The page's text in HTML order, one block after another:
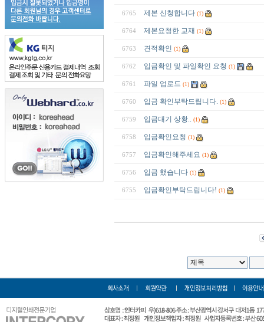
6765 제본 신청합니다 (1)
6764 제본요청한 교재 (1)
6763 견적확인 (1)
6762 입금확인 및 파일확인 요청 (1)
6761 파일 업로드 (1)
6760 입금 확인부탁드립니다. (1)
6759 입금대기 상황.. (1)
6758 입금확인요청 (1)
6757 입금확인해주세요 (1)
6756 입금 했습니다 (1)
6755 입금확인부탁드립니다! (1)